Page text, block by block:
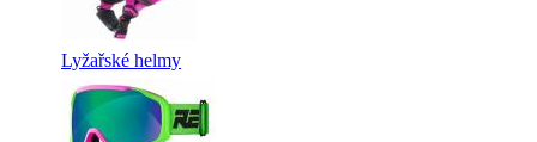
Lyžařské helmy